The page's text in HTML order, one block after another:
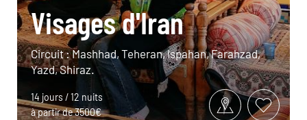
Visages d'Iran
Circuit : Mashhad, Teheran, Ispahan, Farahzad,
Yazd, Shiraz.
14 jours / 12 nuits
à partir de 3500€